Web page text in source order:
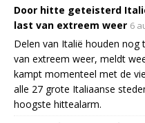
Door hitte geteisterd
last van extreem weer 6
Delen van Italië houden
van extreem weer, meldt
kampt momenteel met de
alle 27 grote Italiaanse
hoogste hittealarm.